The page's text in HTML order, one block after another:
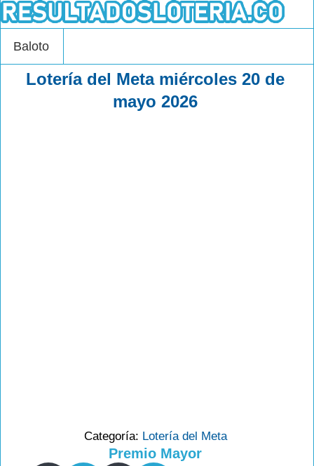
Baloto
Lotería del Meta miércoles 20 de
mayo 2026
Categoría: Lotería del Meta
Premio Mayor